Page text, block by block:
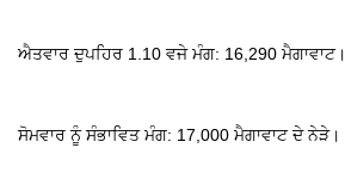
ਐਤਵਾਰ ਦੁਪਹਿਰ 1.10 ਵਜੇ ਮੰਗ: 16,290 ਮੈਗਾਵਾਟ।
ਸੋਮਵਾਰ ਨੂੰ ਸੰਭਾਵਿਤ ਮੰਗ: 17,000 ਮੈਗਾਵਾਟ ਦੇ ਨੇੜੇ।